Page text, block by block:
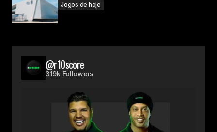
Jogos de hoje
@r10score
319k Followers